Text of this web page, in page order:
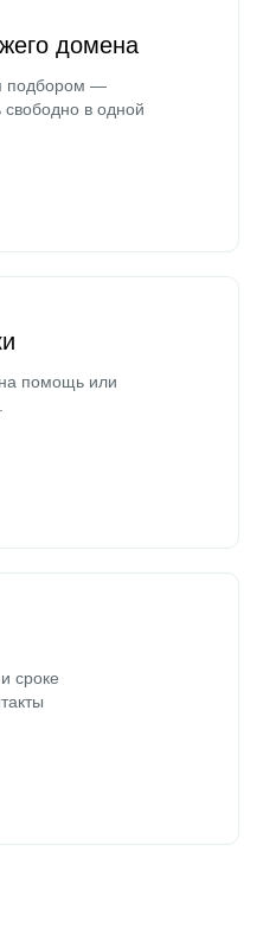
домена
подбором —
в одной
помощь или
сроке